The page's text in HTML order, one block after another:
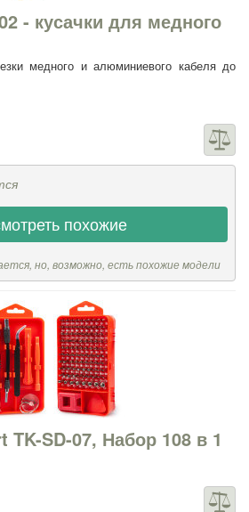
- кусачки для медного
медного и алюминиевого кабеля до
похожие
но, возможно, есть похожие модели
SD-07, Набор 108 в 1